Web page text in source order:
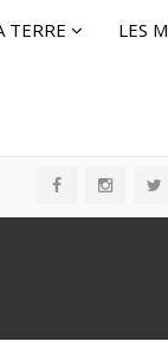
TERRE LES